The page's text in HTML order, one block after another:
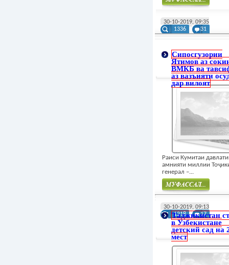
30-10-2019, 09:35
1336
31
Сипосгузории
Ятимов аз
ВМКБ ва
аз вазъияти
дар вилоят
Раиси Кумитаи
амнияти миллии
генерал –...
30-10-2019, 09:13
1218
17
Таджикистан
в Узбекистане
детский сад на
мест